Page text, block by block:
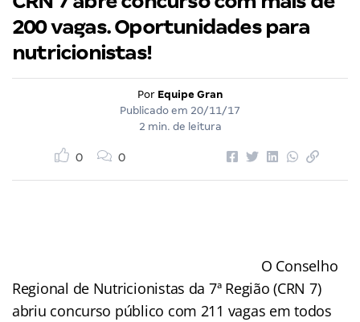
200 vagas. Oportunidades para
nutricionistas!
Por Equipe Gran
Publicado em 20/11/17
2 min. de leitura
0 0
O Conselho
Regional de Nutricionistas da 7ª Região (CRN 7)
abriu concurso público com 211 vagas em todos